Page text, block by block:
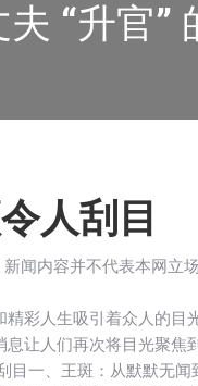
“升官”
人刮目
闻内容并不代表本网立场
彩人生吸引着众人的目
让人们再次将目光聚焦
一、王斑：从默默无闻